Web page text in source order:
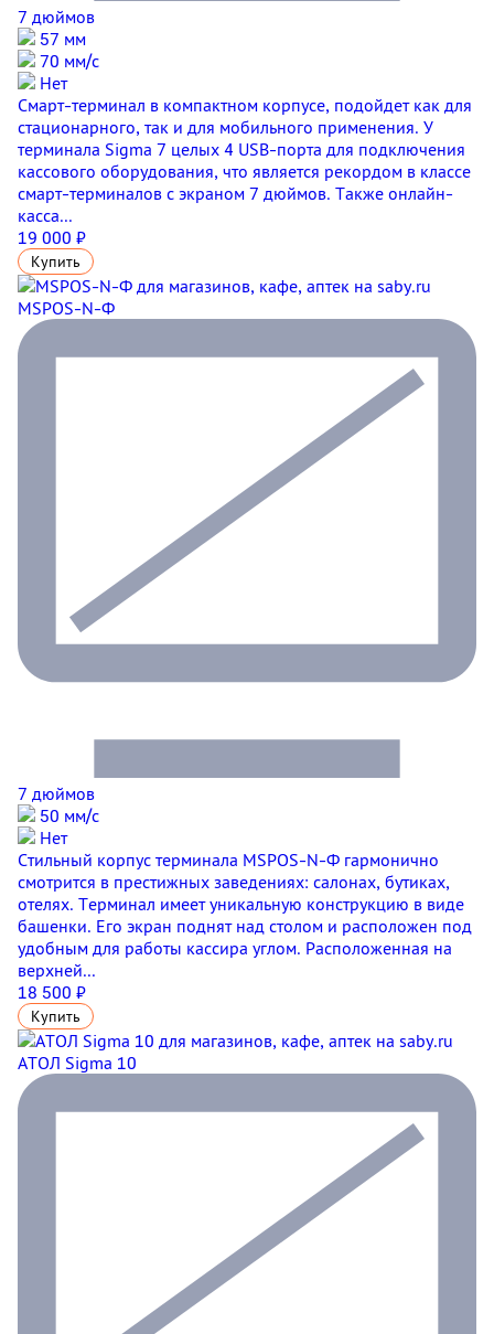
7 дюймов
57 мм
70 мм/с
Нет
Смарт-терминал в компактном корпусе, подойдет как для
стационарного, так и для мобильного применения. У
терминала Sigma 7 целых 4 USB-порта для подключения
кассового оборудования, что является рекордом в классе
смарт-терминалов с экраном 7 дюймов. Также онлайн-
касса...
19 000 ₽
Купить
MSPOS-N-Ф
7 дюймов
50 мм/c
Нет
Стильный корпус терминала MSPOS-N-Ф гармонично
смотрится в престижных заведениях: салонах, бутиках,
отелях. Терминал имеет уникальную конструкцию в виде
башенки. Его экран поднят над столом и расположен под
удобным для работы кассира углом. Расположенная на
верхней...
18 500 ₽
Купить
АТОЛ Sigma 10